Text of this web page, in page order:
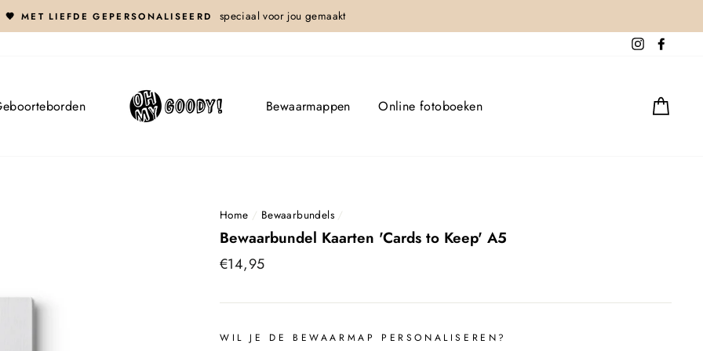
🤎 MET LIEFDE GEPERSONALISEERD
speciaal voor jou gemaakt
Instagram
Bewaarmappen Online fotoboeken
Home / Bewaarbundels /
Bewaarbundel Kaarten 'Cards to Keep' A5
Normale
€14,95
WIL JE DE BEWAARMAP PERSONALISEREN?
undefined